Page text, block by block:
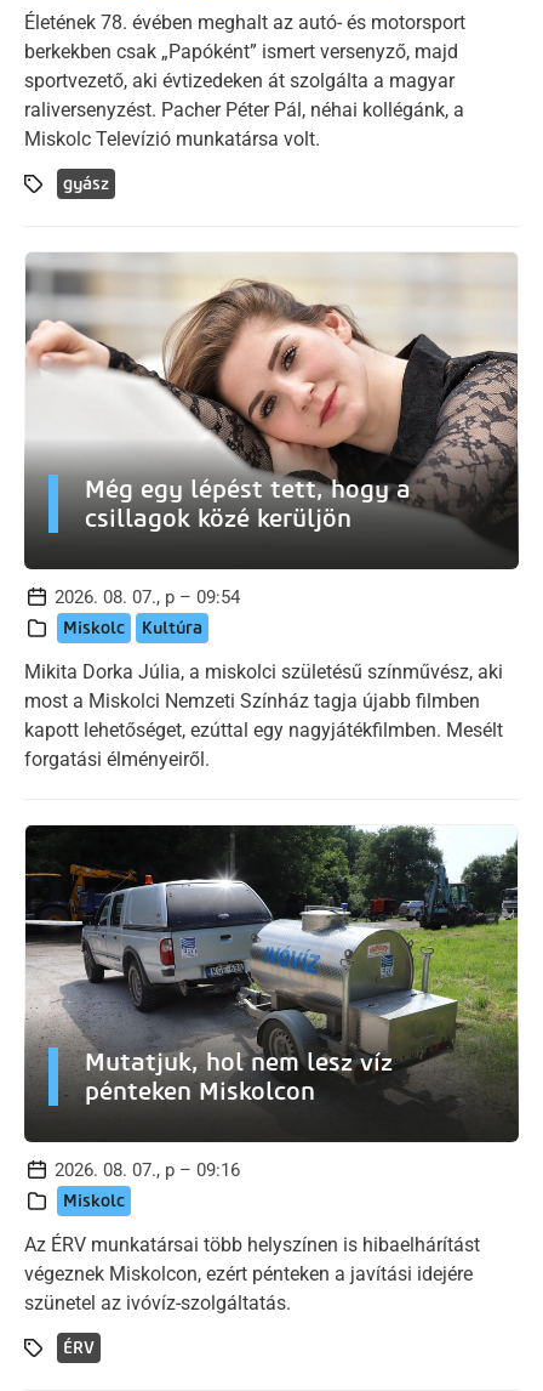
Életének 78. évében meghalt az autó- és motorsport
berkekben csak „Papóként” ismert versenyző, majd
sportvezető, aki évtizedeken át szolgálta a magyar
raliversenyzést. Pacher Péter Pál, néhai kollégánk, a
Miskolc Televízió munkatársa volt.
gyász
Még egy lépést tett, hogy a
csillagok közé kerüljön
2026. 08. 07., p – 09:54
Miskolc Kultúra
Mikita Dorka Júlia, a miskolci születésű színművész, aki
most a Miskolci Nemzeti Színház tagja újabb filmben
kapott lehetőséget, ezúttal egy nagyjátékfilmben. Mesélt
forgatási élményeiről.
Mutatjuk, hol nem lesz víz
pénteken Miskolcon
2026. 08. 07., p – 09:16
Miskolc
Az ÉRV munkatársai több helyszínen is hibaelhárítást
végeznek Miskolcon, ezért pénteken a javítási idejére
szünetel az ivóvíz-szolgáltatás.
ÉRV